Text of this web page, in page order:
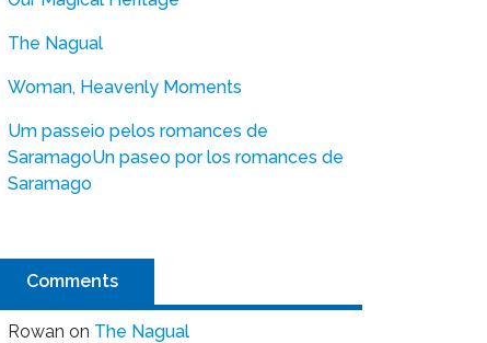
The Nagual
Woman, Heavenly Moments
Um passeio pelos romances de
SaramagoUn paseo por los romances de
Saramago
Comments
Rowan on The Nagual